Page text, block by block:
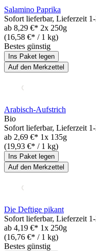
Salamino Paprika
Sofort lieferbar, Lieferzeit
ab 8,29 €* 2x 250g
(16,58 €* / 1 kg)
Bestes günstig
Ins Paket legen
Auf den Merkzettel
Arabisch-Aufstrich
Bio
Sofort lieferbar, Lieferzeit
ab 2,69 €* 1x 135g
(19,93 €* / 1 kg)
Ins Paket legen
Auf den Merkzettel
Die Deftige pikant
Sofort lieferbar, Lieferzeit
ab 4,19 €* 1x 250g
(16,76 €* / 1 kg)
Bestes günstig